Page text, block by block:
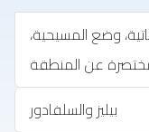
وضع المسيحية،
عن المنطقة
بيليز والسلفادور